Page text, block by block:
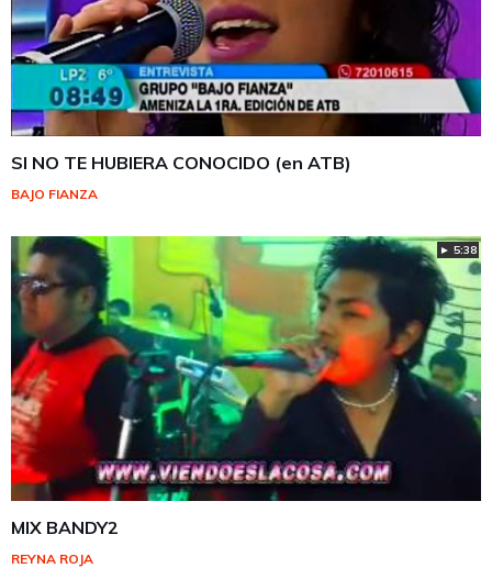
SI NO TE HUBIERA CONOCIDO (en ATB)
BAJO FIANZA
► 5:38
MIX BANDY2
REYNA ROJA